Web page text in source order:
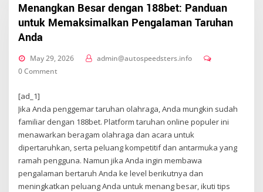
Menangkan Besar dengan 188bet: Panduan
untuk Memaksimalkan Pengalaman Taruhan
Anda
May 29, 2026
admin@autospeedsters.info
0 Comment
[ad_1]
Jika Anda penggemar taruhan olahraga, Anda mungkin sudah
familiar dengan 188bet. Platform taruhan online populer ini
menawarkan beragam olahraga dan acara untuk
dipertaruhkan, serta peluang kompetitif dan antarmuka yang
ramah pengguna. Namun jika Anda ingin membawa
pengalaman bertaruh Anda ke level berikutnya dan
meningkatkan peluang Anda untuk menang besar, ikuti tips